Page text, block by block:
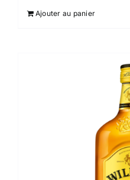
Ajouter au panier